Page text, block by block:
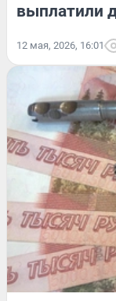
выплатили
12 мая, 2026, 16:01